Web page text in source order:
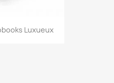
Luxueux